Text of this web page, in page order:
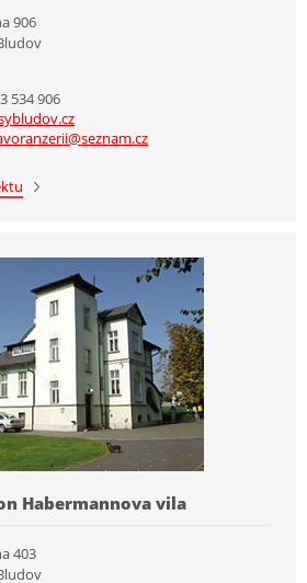
906
534 906
Habermannova vila
403